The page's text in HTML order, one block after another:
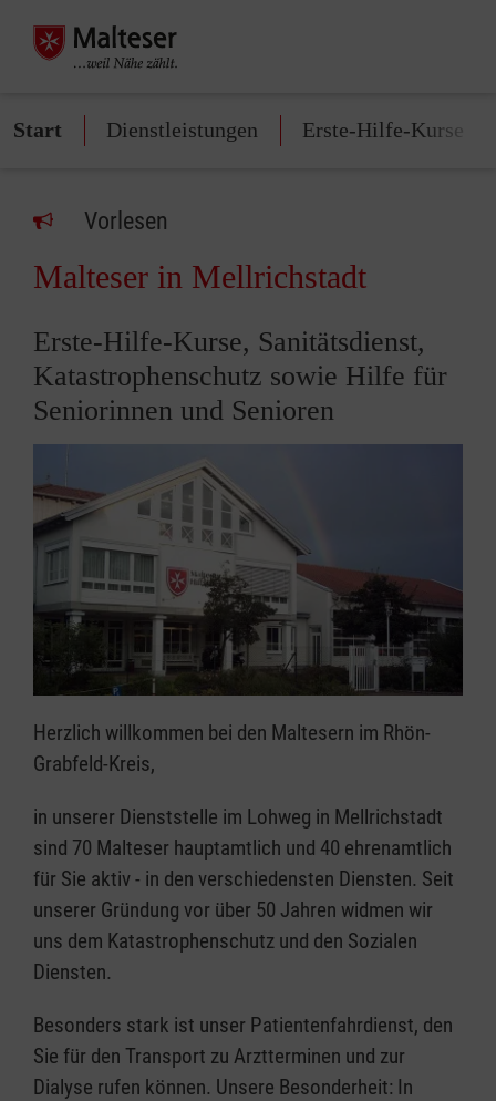
Start Dienstleistungen Erste-Hilfe-Kurse
Vorlesen
Malteser in Mellrichstadt
Erste-Hilfe-Kurse, Sanitätsdienst,
Katastrophenschutz sowie Hilfe für
Seniorinnen und Senioren
Herzlich willkommen bei den Maltesern im Rhön-
Grabfeld-Kreis,
in unserer Dienststelle im Lohweg in Mellrichstadt
sind 70 Malteser hauptamtlich und 40 ehrenamtlich
für Sie aktiv - in den verschiedensten Diensten. Seit
unserer Gründung vor über 50 Jahren widmen wir
uns dem Katastrophenschutz und den Sozialen
Diensten.
Besonders stark ist unser Patientenfahrdienst, den
Sie für den Transport zu Arztterminen und zur
Dialyse rufen können. Unsere Besonderheit: In